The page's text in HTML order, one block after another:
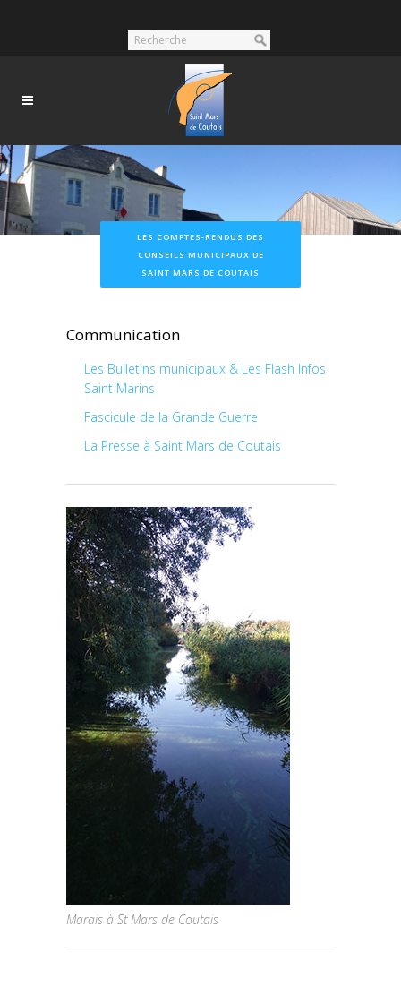
LES COMPTES-RENDUS DES
CONSEILS MUNICIPAUX DE
SAINT MARS DE COUTAIS
Communication
Les Bulletins municipaux & Les Flash Infos
Saint Marins
Fascicule de la Grande Guerre
La Presse à Saint Mars de Coutais
Marais à St Mars de Coutais